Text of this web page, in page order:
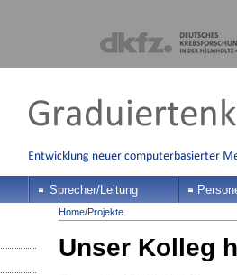
Sprecher/Leitung
Home/Projekte
Unser Kolleg